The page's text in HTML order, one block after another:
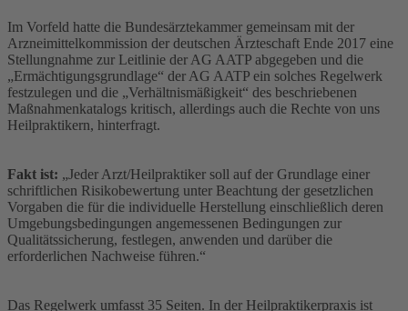
Im Vorfeld hatte die Bundesärztekammer gemeinsam mit der
Arzneimittelkommission der deutschen Ärzteschaft Ende 2017 eine
Stellungnahme zur Leitlinie der AG AATP abgegeben und die
„Ermächtigungsgrundlage“ der AG AATP ein solches Regelwerk
festzulegen und die „Verhältnismäßigkeit“ des beschriebenen
Maßnahmenkatalogs kritisch, allerdings auch die Rechte von uns
Heilpraktikern, hinterfragt.
Fakt ist: „Jeder Arzt/Heilpraktiker soll auf der Grundlage einer
schriftlichen Risikobewertung unter Beachtung der gesetzlichen
Vorgaben die für die individuelle Herstellung einschließlich deren
Umgebungsbedingungen angemessenen Bedingungen zur
Qualitätssicherung, festlegen, anwenden und darüber die
erforderlichen Nachweise führen.“
Das Regelwerk umfasst 35 Seiten. In der Heilpraktikerpraxis ist